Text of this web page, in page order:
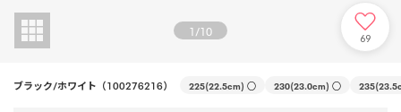
1/10 69
ブラック/ホワイト（100276216） 225(22.5cm) ○ 230(23.0cm) ○